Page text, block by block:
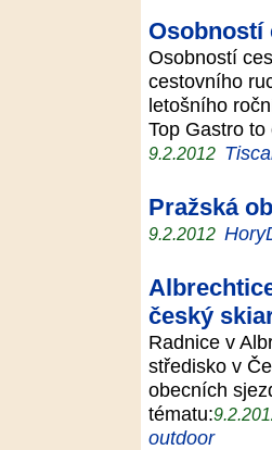
Osobností
Osobností
cestovního
letošního
Top Gastro
9.2.2012
Pražská
9.2.2012
český
Radnice v
středisko v
obecních
tématu:
outdoor